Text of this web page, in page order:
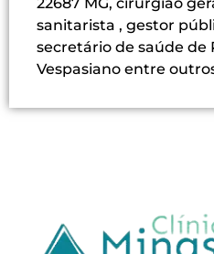
sanitarista , gestor
secretário de saúde de
Vespasiano entre